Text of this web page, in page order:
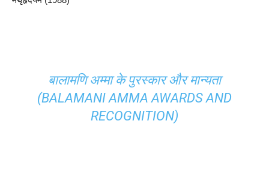
बालामणि अम्मा के पुरस्कार और मान्यता
(BALAMANI AMMA AWARDS AND
RECOGNITION)